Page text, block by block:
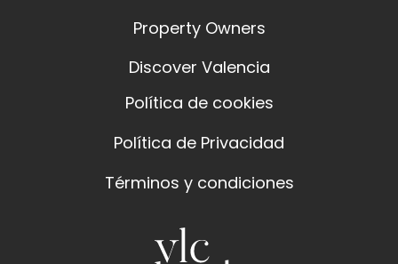
Property Owners
Discover Valencia
Política de cookies
Política de Privacidad
Términos y condiciones